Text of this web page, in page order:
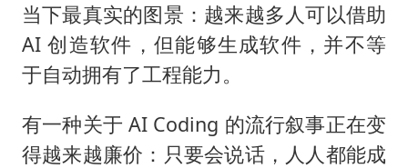
当下最真实的图景：越来越多人可以借助
AI 创造软件，但能够生成软件，并不等
于自动拥有了工程能力。
有一种关于 AI Coding 的流行叙事正在变
得越来越廉价：只要会说话，人人都能成